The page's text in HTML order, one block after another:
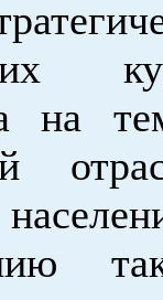
на